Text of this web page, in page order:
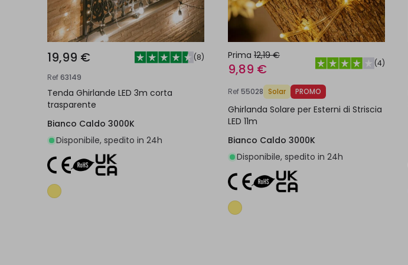
19,99 € (8)
Ref63149
Tenda Ghirlande LED 3m corta
trasparente
Bianco Caldo 3000K
Disponibile, spedito in 24h
Prima 12,19 €
9,89 € (4)
Ref55028 Solar PROMO
Ghirlanda Solare per Esterni di Striscia
LED 11m
Bianco Caldo 3000K
Disponibile, spedito in 24h